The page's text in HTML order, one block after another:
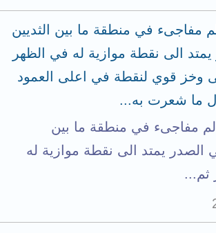
مفاجىء في منطقة ما بين الثديين
الى نقطة موازية له في الظهر
وخز قوي لنقطة في اعلى العمود
ما شعرت به...
مفاجىء في منطقة ما بين
الصدر يمتد الى نقطة موازية له
ثم...